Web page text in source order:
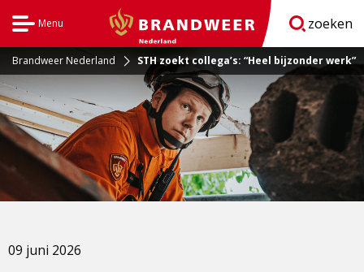
Menu
BrandweerNederland.nl
zoeken
Brandweer Nederland STH zoekt collega’s: “Heel bijzonder werk”
09 juni 2026